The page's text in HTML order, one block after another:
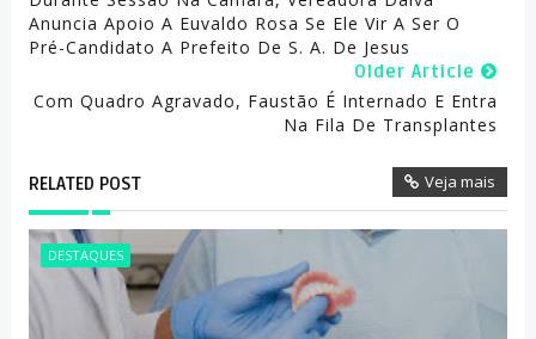
Anuncia Apoio A Euvaldo Rosa Se Ele Vir A Ser O
Pré-Candidato A Prefeito De S. A. De Jesus
Older Article
Com Quadro Agravado, Faustão É Internado E Entra
Na Fila De Transplantes
RELATED POST Veja mais
DESTAQUES